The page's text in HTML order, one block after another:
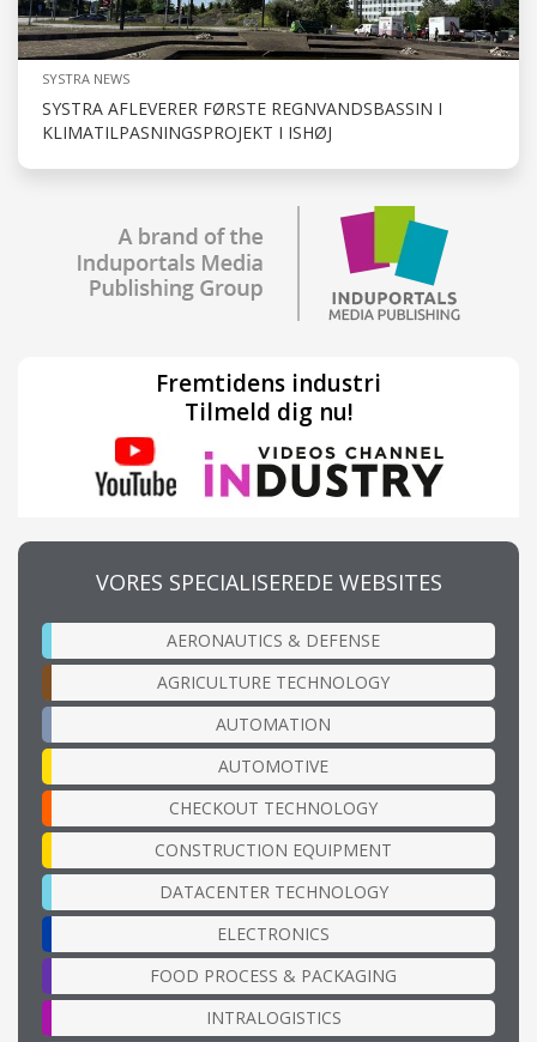
SYSTRA NEWS
SYSTRA AFLEVERER FØRSTE REGNVANDSBASSIN I
KLIMATILPASNINGSPROJEKT I ISHØJ
Fremtidens industri
Tilmeld dig nu!
VORES SPECIALISEREDE WEBSITES
AERONAUTICS & DEFENSE
AGRICULTURE TECHNOLOGY
AUTOMATION
AUTOMOTIVE
CHECKOUT TECHNOLOGY
CONSTRUCTION EQUIPMENT
DATACENTER TECHNOLOGY
ELECTRONICS
FOOD PROCESS & PACKAGING
INTRALOGISTICS